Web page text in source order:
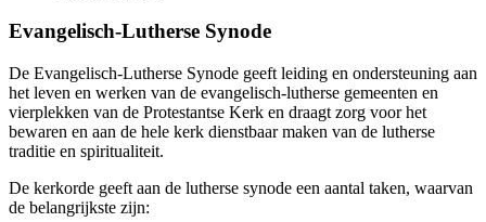
Evangelisch-Lutherse Synode
De Evangelisch-Lutherse Synode geeft leiding en ondersteuning aan
het leven en werken van de evangelisch-lutherse gemeenten en
vierplekken van de Protestantse Kerk en draagt zorg voor het
bewaren en aan de hele kerk dienstbaar maken van de lutherse
traditie en spiritualiteit.
De kerkorde geeft aan de lutherse synode een aantal taken, waarvan
de belangrijkste zijn: